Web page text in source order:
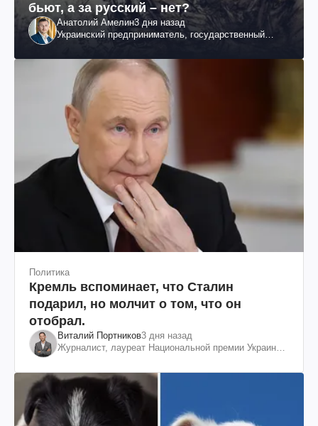
бьют, а за русский – нет?
Анатолий Амелин3 дня назад
Украинский предприниматель, государственный
Политика
Кремль вспоминает, что Сталин
подарил, но молчит о том, что он
отобрал.
Виталий Портников3 дня назад
Журналист, лауреат Национальной премии Украины